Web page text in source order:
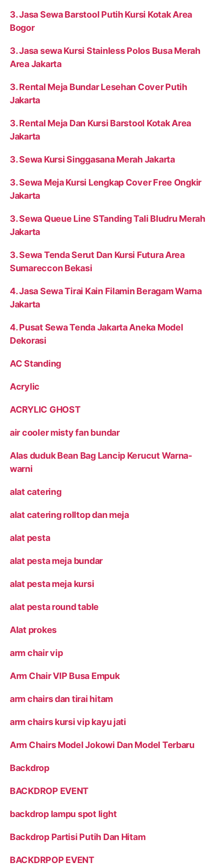
3. Jasa Sewa Barstool Putih Kursi Kotak Area
Bogor
3. Jasa sewa Kursi Stainless Polos Busa Merah
Area Jakarta
3. Rental Meja Bundar Lesehan Cover Putih
Jakarta
3. Rental Meja Dan Kursi Barstool Kotak Area
Jakarta
3. Sewa Kursi Singgasana Merah Jakarta
3. Sewa Meja Kursi Lengkap Cover Free Ongkir
Jakarta
3. Sewa Queue Line STanding Tali Bludru Merah
Jakarta
3. Sewa Tenda Serut Dan Kursi Futura Area
Sumareccon Bekasi
4. Jasa Sewa Tirai Kain Filamin Beragam Warna
Jakarta
4. Pusat Sewa Tenda Jakarta Aneka Model
Dekorasi
AC Standing
Acrylic
ACRYLIC GHOST
air cooler misty fan bundar
Alas duduk Bean Bag Lancip Kerucut Warna-
warni
alat catering
alat catering rolltop dan meja
alat pesta
alat pesta meja bundar
alat pesta meja kursi
alat pesta round table
Alat prokes
arm chair vip
Arm Chair VIP Busa Empuk
arm chairs dan tirai hitam
arm chairs kursi vip kayu jati
Arm Chairs Model Jokowi Dan Model Terbaru
Backdrop
BACKDROP EVENT
backdrop lampu spot light
Backdrop Partisi Putih Dan Hitam
BACKDRPOP EVENT